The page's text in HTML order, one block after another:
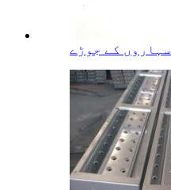
سہاروں کے جوڑے